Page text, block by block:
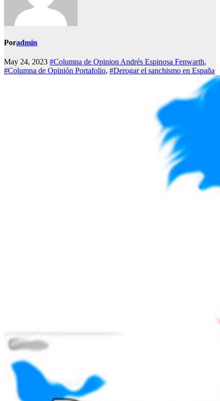
Poradmin
May 24, 2023 #Columna de Opinion Andrés Espinosa Fenwarth,
#Columna de Opinión Portafolio, #Derogar el sanchismo en España